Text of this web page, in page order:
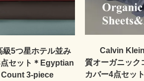
級5つ星ホテル並み
セット＊Egyptian
3-piece
Calvin
質オーガニック
カバー4点セッ